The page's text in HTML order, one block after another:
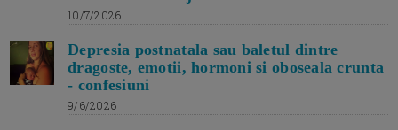
10/7/2026
Depresia postnatala sau baletul dintre
dragoste, emotii, hormoni si oboseala crunta
- confesiuni
9/6/2026